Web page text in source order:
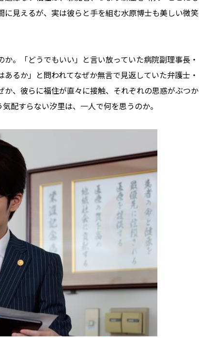
見えるが、実は彼らと手を組む水原博士も美しい微笑
。「どうでもいい」と言い放っていた病院副理事長・
るか」と問われてなぜか無言で見返していた弁護士・
、彼らに福住が直々に接触、それぞれの思惑がぶつか
配すらない汐里は、一人で何を思うのか。